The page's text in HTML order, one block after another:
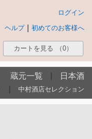
ログイン
初めてのお客様へ
ヘルプ
カートを見る （0）
蔵元一覧 日本酒
中村酒店セレクション